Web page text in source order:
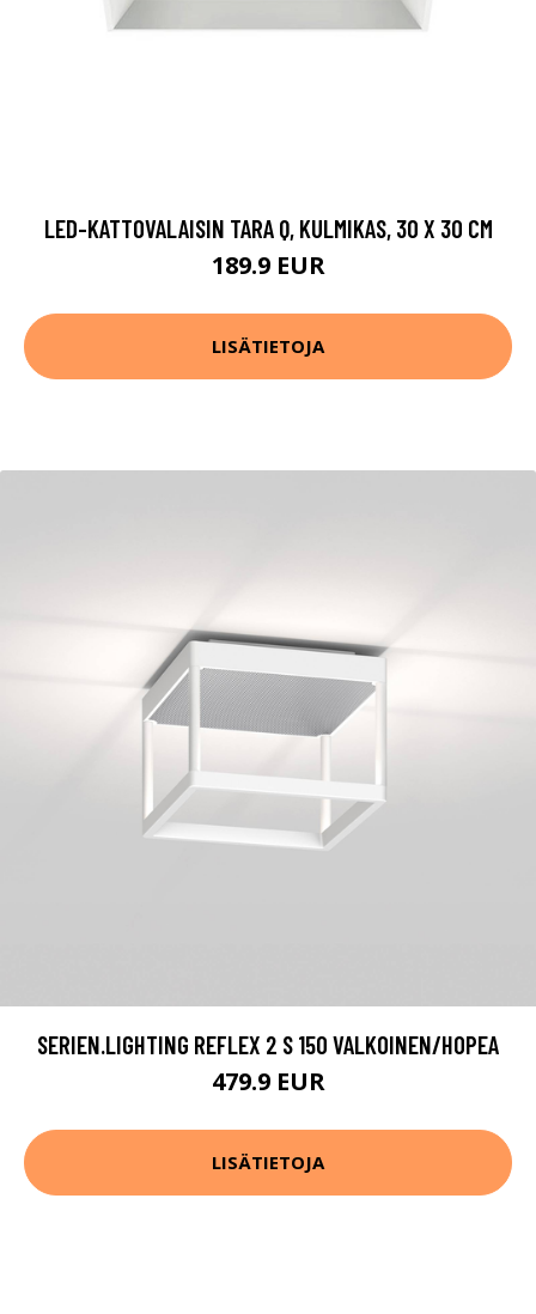
LED-KATTOVALAISIN TARA Q, KULMIKAS, 30 X 30 CM
189.9 EUR
LISÄTIETOJA
SERIEN.LIGHTING REFLEX 2 S 150 VALKOINEN/HOPEA
479.9 EUR
LISÄTIETOJA